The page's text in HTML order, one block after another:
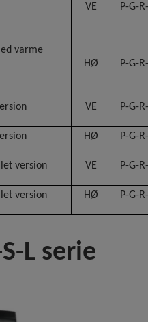
VE P-G-
varme
HØ P-G-
VE P-G-
HØ P-G-
version VE P-G-
version HØ P-G-
L serie